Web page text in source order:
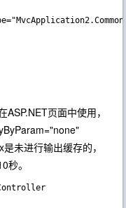
页面中使用，
未进行输出缓存的，
秒。